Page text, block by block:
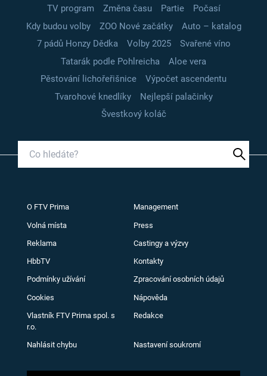
TV program
Změna času Partie
Počasí
Kdy budou volby
ZOO Nové začátky
Auto – katalog
7 pádů Honzy Dědka
Volby 2025
Svařené víno
Tatarák podle Pohlreicha
Aloe vera
Pěstování lichořeřišnice
Výpočet ascendentu
Tvarohové knedlíky
Nejlepší palačinky
Švestkový koláč
O FTV Prima Management
Volná místa Press
Reklama Castingy a výzvy
HbbTV Kontakty
Podmínky užívání Zpracování osobních údajů
Cookies Nápověda
Vlastník FTV Prima spol. s
r.o.
Redakce
Nahlásit chybu Nastavení soukromí